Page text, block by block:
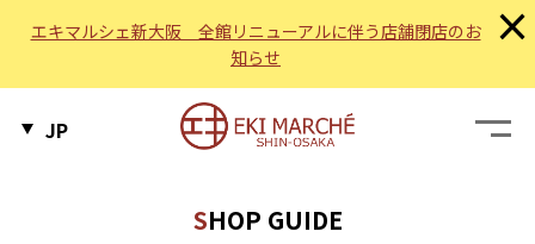
エキマルシェ新大阪 全館リニューアルに伴う店舗閉店のお
知らせ
×
JP
SHOP GUIDE